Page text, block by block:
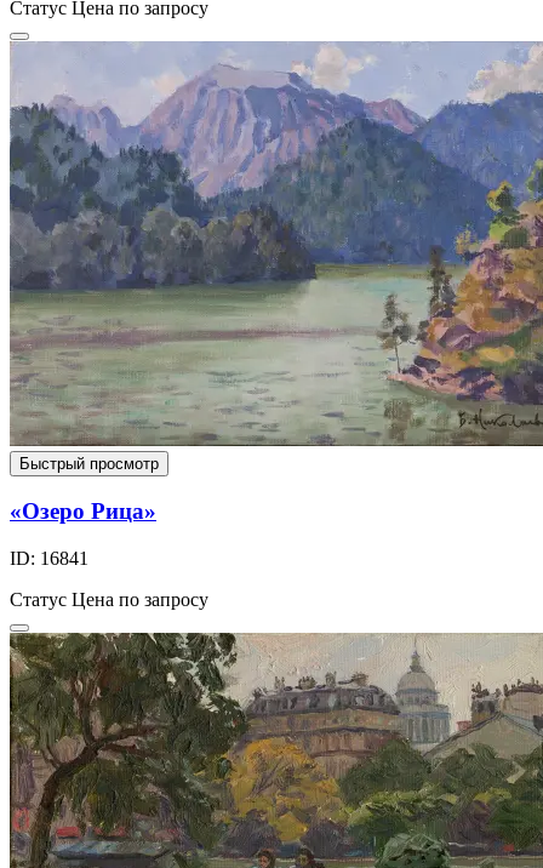
Статус Цена по запросу
Быстрый просмотр
«Озеро Рица»
ID: 16841
Статус Цена по запросу